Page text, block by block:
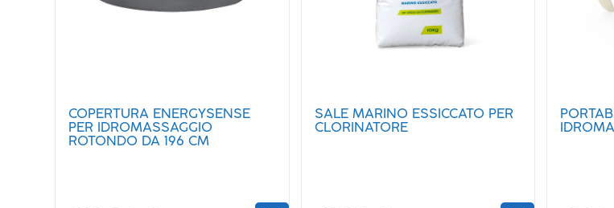
COPERTURA ENERGYSENSE
PER IDROMASSAGGIO
ROTONDO DA 196 CM
SALE MARINO ESSICCATO PER
CLORINATORE